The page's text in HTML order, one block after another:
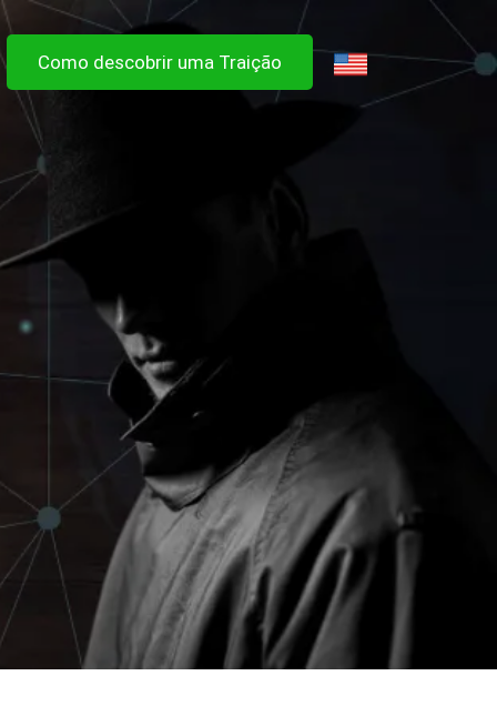
Como descobrir uma Traição